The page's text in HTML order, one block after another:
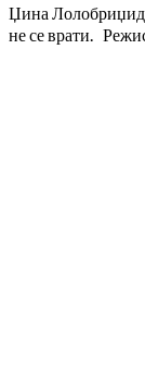
Џина
не се врати.